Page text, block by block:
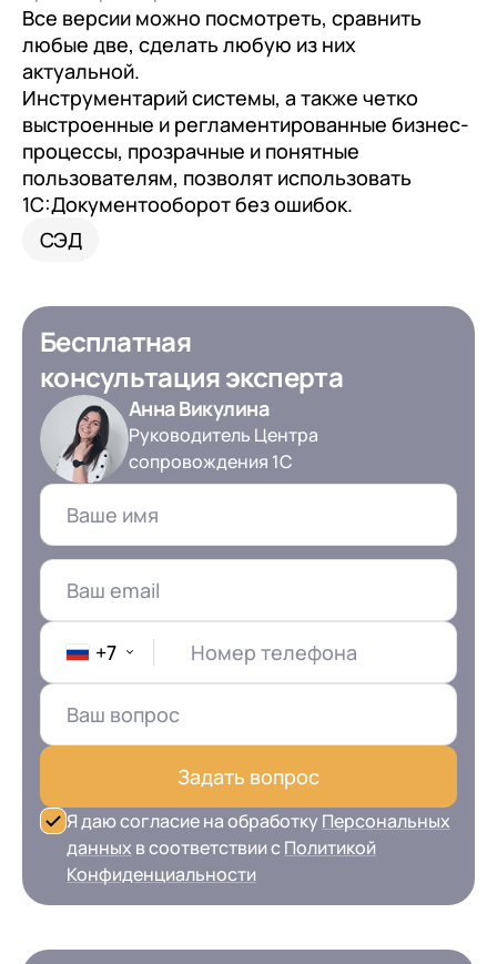
Все версии можно посмотреть, сравнить
любые две, сделать любую из них
актуальной.
Инструментарий системы, а также четко
выстроенные и регламентированные бизнес-
процессы, прозрачные и понятные
пользователям, позволят использовать
1С:Документооборот без ошибок.
СЭД
Бесплатная
консультация эксперта
Анна Викулина
Руководитель Центра
сопровождения 1С
+7 Номер телефона
Задать вопрос
Я даю согласие на обработку Персональных
данных в соответствии сПолитикой
Конфиденциальности